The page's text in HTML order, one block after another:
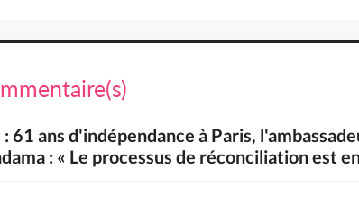
61 ans d'indépendance à Paris,
: « Le processus de réconciliation est